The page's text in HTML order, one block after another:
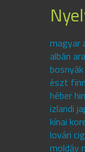
magyar
albán
észt
héber
izlandi
kínai
lovári
moldáv